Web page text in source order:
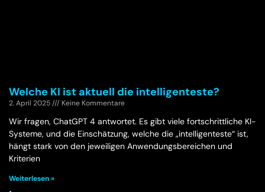
Welche KI ist aktuell die intelligenteste?
2. April 2025 Keine Kommentare
Wir fragen, ChatGPT 4 antwortet. Es gibt viele fortschrittliche KI-
Systeme, und die Einschätzung, welche die „intelligenteste“ ist,
hängt stark von den jeweiligen Anwendungsbereichen und
Kriterien
Weiterlesen »